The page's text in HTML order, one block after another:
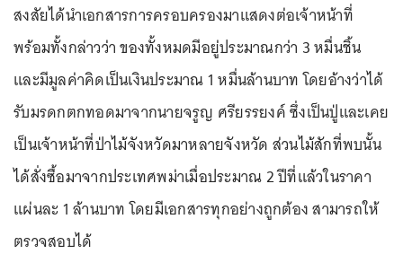
สงสัยได้นำเอกสารการครอบครองมาแสดงต่อเจ้าหน้าที่
พร้อมทั้งกล่าวว่า ของทั้งหมดมีอยู่ประมาณกว่า 3 หมื่นชิ้น
และมีมูลค่าคิดเป็นเงินประมาณ 1 หมื่นล้านบาท โดยอ้างว่าได้
รับมรดกตกทอดมาจากนายจรูญ ศรียรรยงค์ ซึ่งเป็นปู่และเคย
เป็นเจ้าหน้าที่ป่าไม้จังหวัดมาหลายจังหวัด ส่วนไม้สักที่พบนั้น
ได้สั่งซื้อมาจากประเทศพม่าเมื่อประมาณ 2 ปีที่แล้วในราคา
แผ่นละ 1 ล้านบาท โดยมีเอกสารทุกอย่างถูกต้อง สามารถให้
ตรวจสอบได้